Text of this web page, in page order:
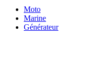
Moto
Marine
Générateur